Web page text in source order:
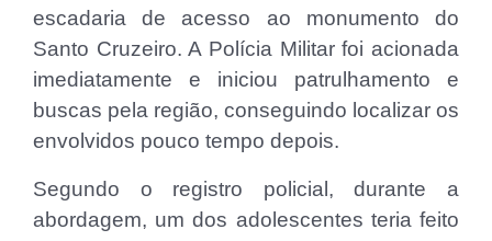
escadaria de acesso ao monumento do
Santo Cruzeiro. A Polícia Militar foi acionada
imediatamente e iniciou patrulhamento e
buscas pela região, conseguindo localizar os
envolvidos pouco tempo depois.
Segundo o registro policial, durante a
abordagem, um dos adolescentes teria feito